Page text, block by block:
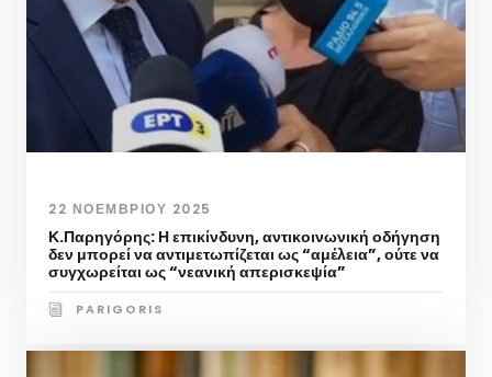
22 ΝΟΕΜΒΡΊΟΥ 2025
Κ.Παρηγόρης: Η επικίνδυνη, αντικοινωνική οδήγηση
δεν μπορεί να αντιμετωπίζεται ως “αμέλεια”, ούτε να
συγχωρείται ως “νεανική απερισκεψία”
PARIGORIS